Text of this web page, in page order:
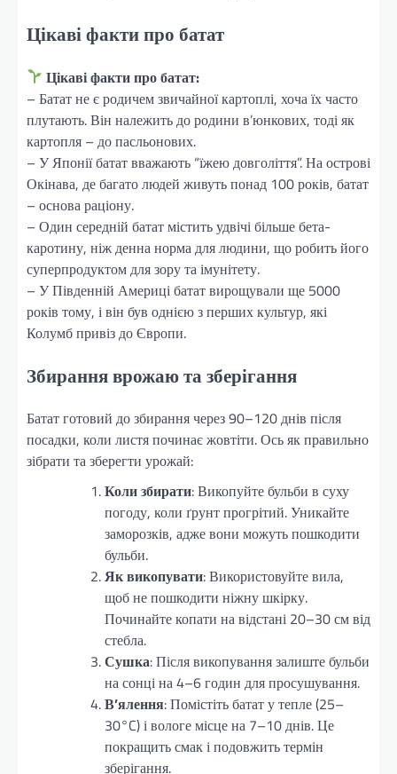
Цікаві факти про батат
Цікаві факти про батат:
– Батат не є родичем звичайної картоплі, хоча їх часто
плутають. Він належить до родини в’юнкових, тоді як
картопля – до пасльонових.
– У Японії батат вважають “їжею довголіття”. На острові
Окінава, де багато людей живуть понад 100 років, батат
– основа раціону.
– Один середній батат містить удвічі більше бета-
каротину, ніж денна норма для людини, що робить його
суперпродуктом для зору та імунітету.
– У Південній Америці батат вирощували ще 5000
років тому, і він був однією з перших культур, які
Колумб привіз до Європи.
Збирання врожаю та зберігання
Батат готовий до збирання через 90–120 днів після
посадки, коли листя починає жовтіти. Ось як правильно
зібрати та зберегти урожай:
Коли збирати: Викопуйте бульби в суху
погоду, коли ґрунт прогрітий. Уникайте
заморозків, адже вони можуть пошкодити
бульби.
Як викопувати: Використовуйте вила,
щоб не пошкодити ніжну шкірку.
Починайте копати на відстані 20–30 см від
стебла.
Сушка: Після викопування залиште бульби
на сонці на 4–6 годин для просушування.
В’ялення: Помістіть батат у тепле (25–
30°C) і вологе місце на 7–10 днів. Це
покращить смак і подовжить термін
зберігання.